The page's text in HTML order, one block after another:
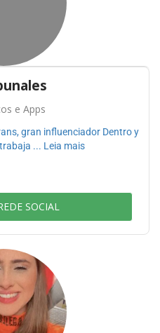
e Apps
gran influenciador Dentro y
... Leia mais
SOCIAL